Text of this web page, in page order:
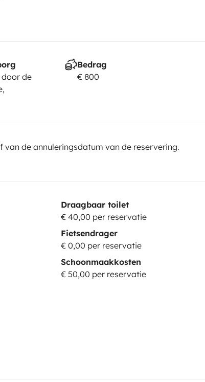
door de
Bedrag
€ 800
van de annuleringsdatum van de reservering.
Draagbaar toilet
€ 40,00 per reservatie
Fietsendrager
€ 0,00 per reservatie
Schoonmaakkosten
€ 50,00 per reservatie